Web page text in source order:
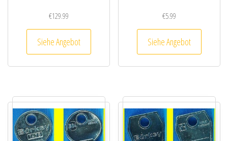
€129.99
Siehe Angebot
€5.99
Siehe Angebot